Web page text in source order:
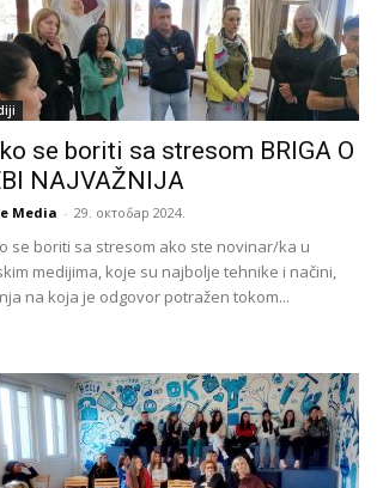
se boriti sa stresom BRIGA O
NAJVAŽNIJA
Media - 29. октобар 2024.
se boriti sa stresom ako ste novinar/ka u
medijima, koje su najbolje tehnike i načini,
na koja je odgovor potražen tokom...